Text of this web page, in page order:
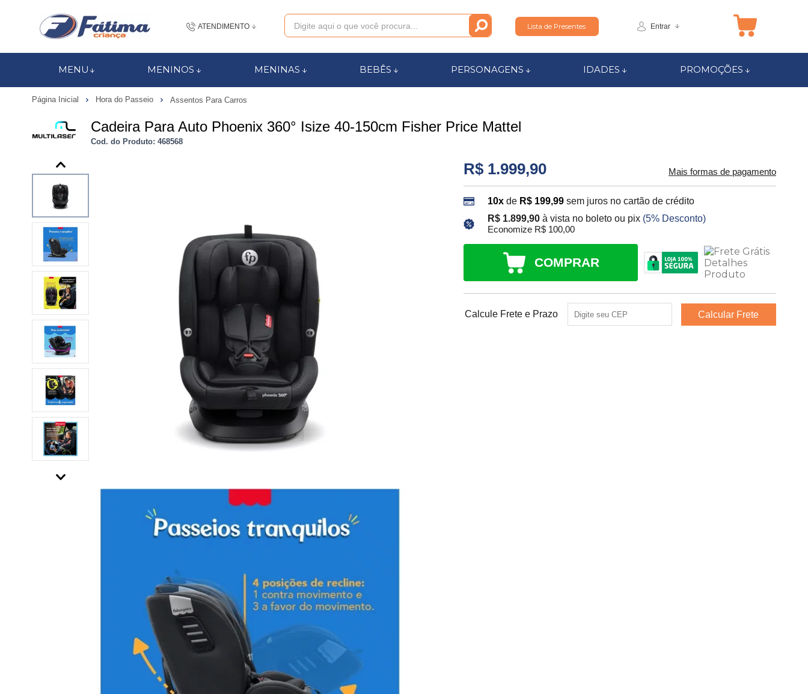
ATENDIMENTO Lista de Presentes Entrar
MENU MENINOS MENINAS BEBÊS PERSONAGENS IDADES PROMOÇÕES
Página Inicial Hora do Passeio Assentos Para Carros
Cadeira Para Auto Phoenix 360° Isize 40-150cm Fisher Price Mattel
Cod. do Produto: 468568
R$ 1.999,90 Mais formas de pagamento
10x de R$ 199,99 sem juros no cartão de crédito
R$ 1.899,90à vista no boleto ou pix (5% Desconto)
Economize R$ 100,00
COMPRAR
Calcule Frete e Prazo